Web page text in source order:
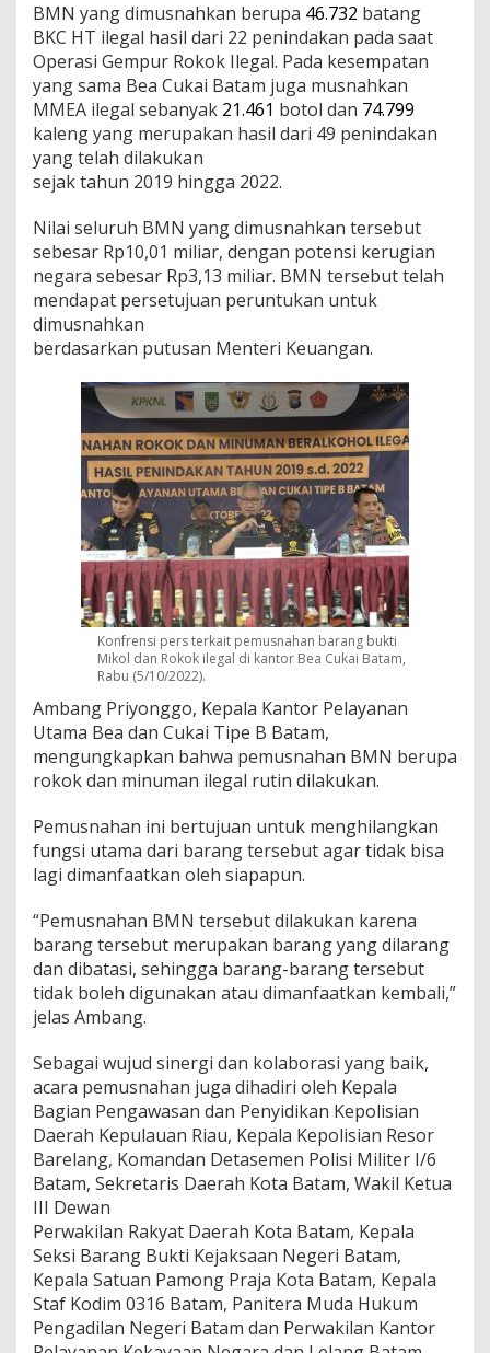
BMN yang dimusnahkan berupa 46.732 batang
BKC HT ilegal hasil dari 22 penindakan pada saat
Operasi Gempur Rokok Ilegal. Pada kesempatan
yang sama Bea Cukai Batam juga musnahkan
MMEA ilegal sebanyak 21.461 botol dan 74.799
kaleng yang merupakan hasil dari 49 penindakan
yang telah dilakukan
sejak tahun 2019 hingga 2022.
Nilai seluruh BMN yang dimusnahkan tersebut
sebesar Rp10,01 miliar, dengan potensi kerugian
negara sebesar Rp3,13 miliar. BMN tersebut telah
mendapat persetujuan peruntukan untuk
dimusnahkan
berdasarkan putusan Menteri Keuangan.
Konfrensi pers terkait pemusnahan barang bukti
Mikol dan Rokok ilegal di kantor Bea Cukai Batam,
Rabu (5/10/2022).
Ambang Priyonggo, Kepala Kantor Pelayanan
Utama Bea dan Cukai Tipe B Batam,
mengungkapkan bahwa pemusnahan BMN berupa
rokok dan minuman ilegal rutin dilakukan.
Pemusnahan ini bertujuan untuk menghilangkan
fungsi utama dari barang tersebut agar tidak bisa
lagi dimanfaatkan oleh siapapun.
“Pemusnahan BMN tersebut dilakukan karena
barang tersebut merupakan barang yang dilarang
dan dibatasi, sehingga barang-barang tersebut
tidak boleh digunakan atau dimanfaatkan kembali,”
jelas Ambang.
Sebagai wujud sinergi dan kolaborasi yang baik,
acara pemusnahan juga dihadiri oleh Kepala
Bagian Pengawasan dan Penyidikan Kepolisian
Daerah Kepulauan Riau, Kepala Kepolisian Resor
Barelang, Komandan Detasemen Polisi Militer I/6
Batam, Sekretaris Daerah Kota Batam, Wakil Ketua
III Dewan
Perwakilan Rakyat Daerah Kota Batam, Kepala
Seksi Barang Bukti Kejaksaan Negeri Batam,
Kepala Satuan Pamong Praja Kota Batam, Kepala
Staf Kodim 0316 Batam, Panitera Muda Hukum
Pengadilan Negeri Batam dan Perwakilan Kantor